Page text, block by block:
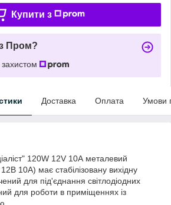
Купити з
Пром?
Доставка Оплата Умови
120W 12V 10А металевий
10А) має стабілізовану вихідну
для під'єднання світлодіодних
для роботи в приміщеннях із